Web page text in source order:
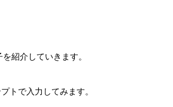
紹介していきます。
トで入力してみます。